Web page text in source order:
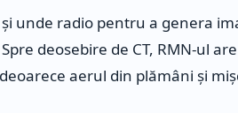
unde radio pentru a genera
deosebire de CT, RMN-ul
aerul din plămâni și